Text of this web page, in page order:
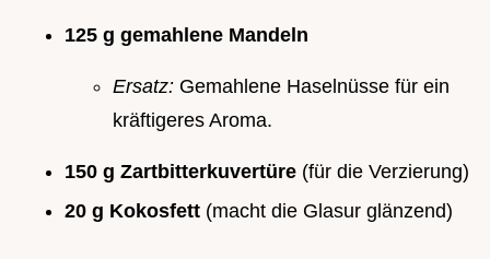
125 g gemahlene Mandeln
Ersatz: Gemahlene Haselnüsse für ein
kräftigeres Aroma.
150 g Zartbitterkuvertüre (für die Verzierung)
20 g Kokosfett (macht die Glasur glänzend)